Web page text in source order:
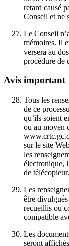
retard causé
Conseil et ne
Le Conseil
mémoires. Il
versera au
procédure de
Avis important
Tous les
de ce
qu’ils soient
ou au moyen
sur le site
les
électronique,
de télécopieur.
Les
être
recueillis ou
compatible
Les
seront